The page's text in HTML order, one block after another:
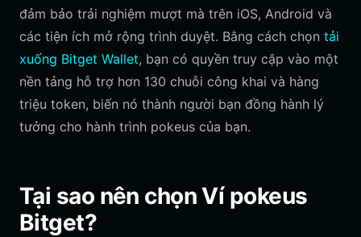
đảm bảo trải nghiệm mượt mà trên iOS, Android và
các tiện ích mở rộng trình duyệt. Bằng cách chọn tải
xuống Bitget Wallet, bạn có quyền truy cập vào một
nền tảng hỗ trợ hơn 130 chuỗi công khai và hàng
triệu token, biến nó thành người bạn đồng hành lý
tưởng cho hành trình pokeus của bạn.
Tại sao nên chọn Ví pokeus
Bitget?